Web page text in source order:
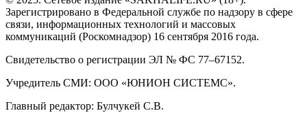
Зарегистрировано в Федеральной службе по надзору в сфере
связи, информационных технологий и массовых
коммуникаций (Роскомнадзор) 16 сентября 2016 года.
Свидетельство о регистрации ЭЛ № ФС 77–67152.
Учредитель СМИ: ООО «ЮНИОН СИСТЕМС».
Главный редактор: Булчукей С.В.